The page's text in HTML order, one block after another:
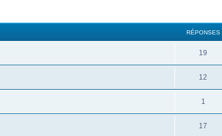
RÉPONSES
19
12
1
17